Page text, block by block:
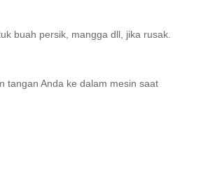
buah persik, mangga dll, jika rusak.
tangan Anda ke dalam mesin saat